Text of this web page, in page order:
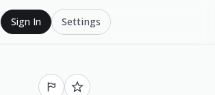
Sign In Settings